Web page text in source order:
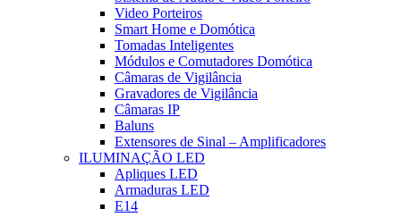
Video Porteiros
Smart Home e Domótica
Tomadas Inteligentes
Módulos e Comutadores Domótica
Câmaras de Vigilância
Gravadores de Vigilância
Câmaras IP
Baluns
Extensores de Sinal – Amplificadores
ILUMINAÇÃO LED
Apliques LED
Armaduras LED
E14